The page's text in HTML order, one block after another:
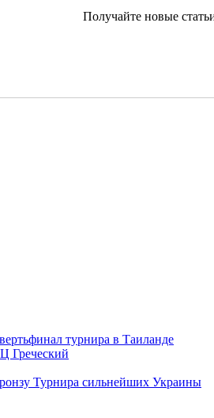
Получайте новые
турнира в Таиланде
Греческий
Турнира сильнейших Украины